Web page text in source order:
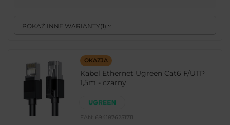
POKAŻ INNE WARIANTY( 1)
OKAZJA
Kabel Ethernet Ugreen Cat6 F/UTP
1,5m - czarny
EAN: 6941876251711